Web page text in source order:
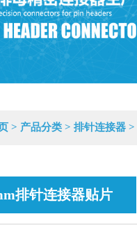
> 产品分类 > 排针连接器 >
排针连接器贴片